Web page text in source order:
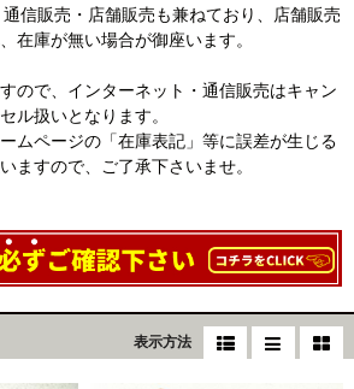
信販売・店舗販売も兼ねており、店舗販売
在庫が無い場合が御座います。
ので、インターネット・通信販売はキャン
セル扱いとなります。
ムページの「在庫表記」等に誤差が生じる
ますので、ご了承下さいませ。
表示方法